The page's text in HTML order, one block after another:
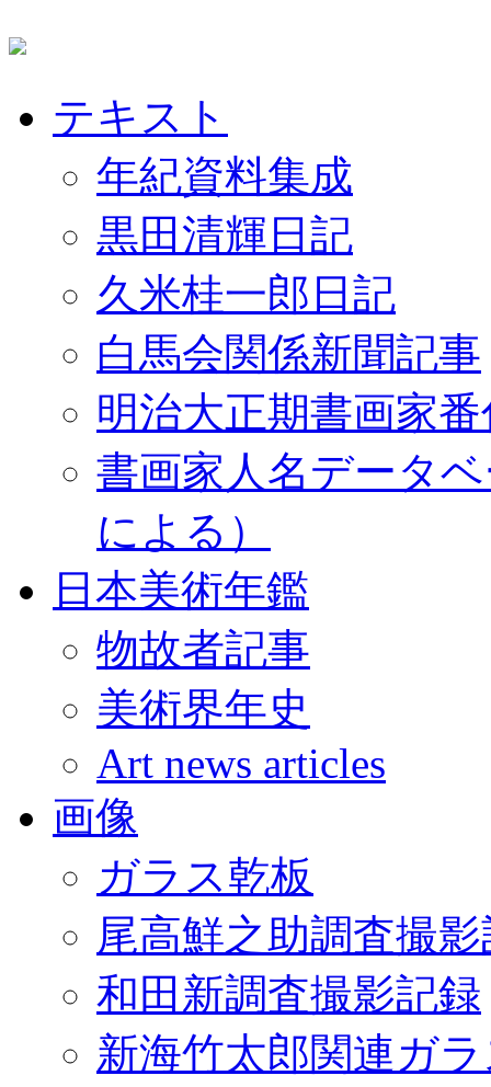
テキスト
年紀資料集成
黒田清輝日記
久米桂一郎日記
白馬会関係新聞記事
明治大正期書画家
書画家人名データ
による）
日本美術年鑑
物故者記事
美術界年史
Art news articles
画像
ガラス乾板
尾高鮮之助調査撮
和田新調査撮影記録
新海竹太郎関連ガ